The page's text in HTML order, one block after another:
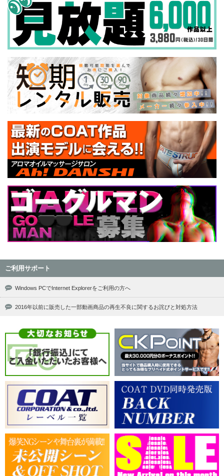
ご利用サポート
Windows PCでInternet Explorerをご利用の方へ
2016年以前に販売した一部動画商品の再生不良に関するお詫びと対処方法